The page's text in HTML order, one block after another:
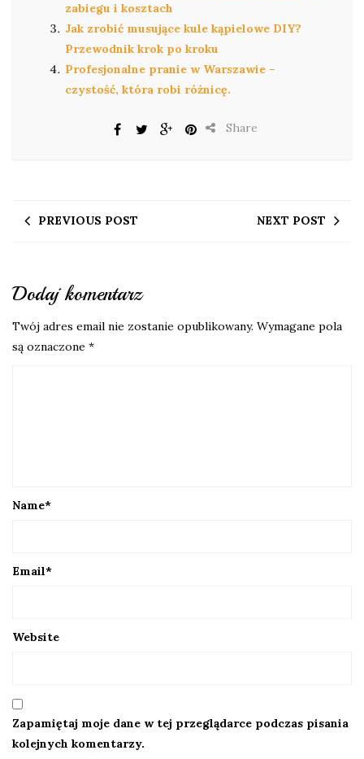
zabiegu i kosztach
Jak zrobić musujące kule kąpielowe DIY?
Przewodnik krok po kroku
Profesjonalne pranie w Warszawie –
czystość, która robi różnicę.
Share
PREVIOUS POST NEXT POST
Dodaj komentarz
Twój adres email nie zostanie opublikowany. Wymagane pola
są oznaczone *
Name*
Email*
Website
Zapamiętaj moje dane w tej przeglądarce podczas pisania
kolejnych komentarzy.